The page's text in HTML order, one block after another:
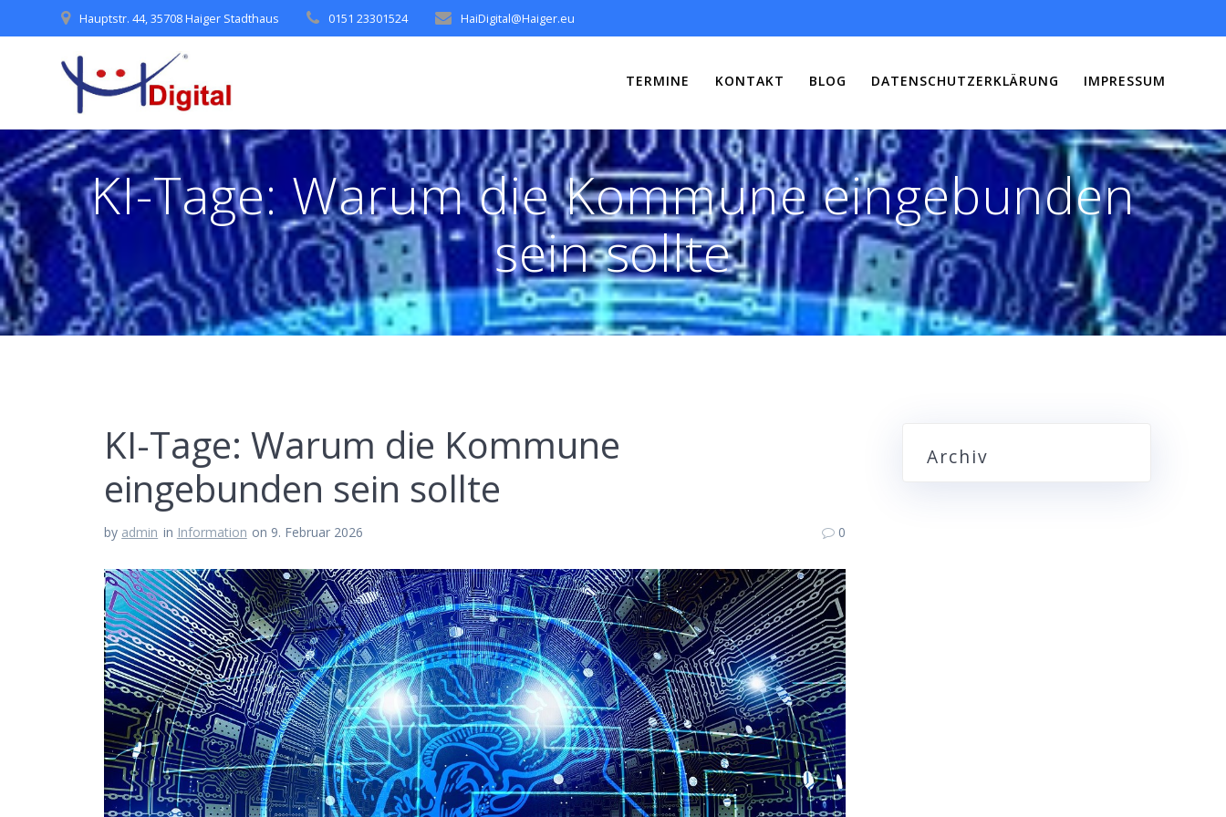
to
Hauptstr. 44, 35708 Haiger Stadthaus 0151 23301524 HaiDigital@Haiger.eu
TERMINE KONTAKT BLOG DATENSCHUTZERKLÄRUNG IMPRESSUM
KI-Tage: Warum die Kommune eingebunden
sein sollte
KI-Tage: Warum die Kommune
eingebunden sein sollte
by admin in Information on 9. Februar 2026 0
Archiv